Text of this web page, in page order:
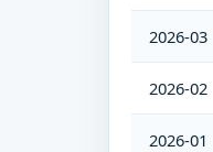
2026-03
2026-02
2026-01